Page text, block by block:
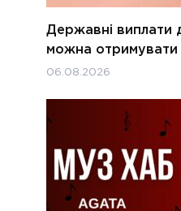
Державні виплати
можна отримувати
06.08.2026